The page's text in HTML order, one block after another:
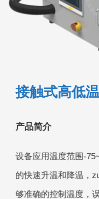
接触式高低
产品简介
设备应⽤温度范围-
的快速升温和降温，
够准确的控制温度，